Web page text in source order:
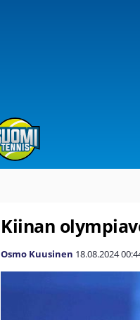
Kiinan
Osmo Kuusinen 18.08.2024